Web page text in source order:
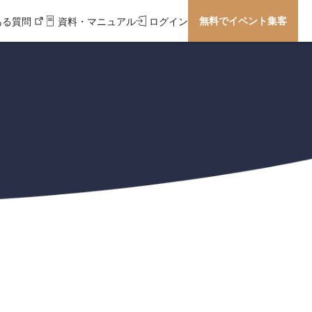
質問 資料・マニュアル ログイン 無料でイベント集客